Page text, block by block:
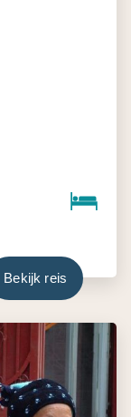
Bekijk reis